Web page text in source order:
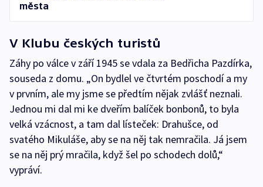
města
V Klubu českých turistů
Záhy po válce v září 1945 se vdala za Bedřicha Pazdírka,
souseda z domu. „On bydlel ve čtvrtém poschodí a my
v prvním, ale my jsme se předtím nějak zvlášť neznali.
Jednou mi dal mi ke dveřím balíček bonbonů, to byla
velká vzácnost, a tam dal lísteček: Drahušce, od
svatého Mikuláše, aby se na něj tak nemračila. Já jsem
se na něj prý mračila, když šel po schodech dolů,“
vypráví.